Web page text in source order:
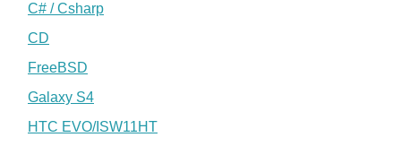
C# / Csharp
CD
FreeBSD
Galaxy S4
HTC EVO/ISW11HT